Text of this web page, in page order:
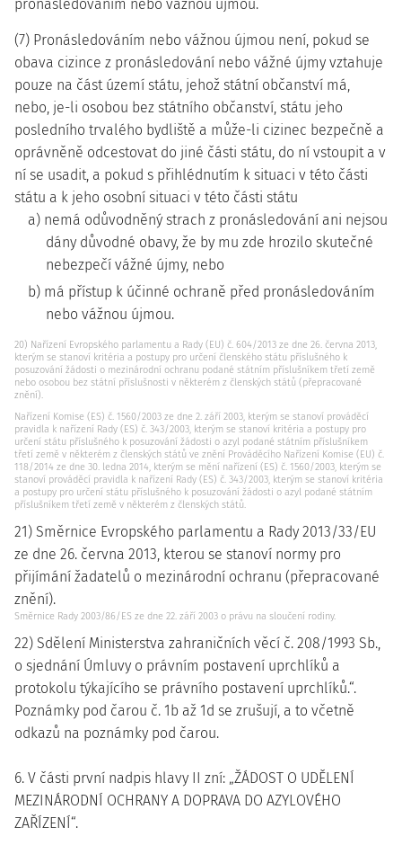
pronásledováním nebo vážnou újmou.
(7) Pronásledováním nebo vážnou újmou není, pokud se
obava cizince z pronásledování nebo vážné újmy vztahuje
pouze na část území státu, jehož státní občanství má,
nebo, je-li osobou bez státního občanství, státu jeho
posledního trvalého bydliště a může-li cizinec bezpečně a
oprávněně odcestovat do jiné části státu, do ní vstoupit a v
ní se usadit, a pokud s přihlédnutím k situaci v této části
státu a k jeho osobní situaci v této části státu
a) nemá odůvodněný strach z pronásledování ani nejsou
dány důvodné obavy, že by mu zde hrozilo skutečné
nebezpečí vážné újmy, nebo
b) má přístup k účinné ochraně před pronásledováním
nebo vážnou újmou.
20) Nařízení Evropského parlamentu a Rady (EU) č. 604/2013 ze dne 26. června 2013,
kterým se stanoví kritéria a postupy pro určení členského státu příslušného k
posuzování žádosti o mezinárodní ochranu podané státním příslušníkem třetí země
nebo osobou bez státní příslušnosti v některém z členských států (přepracované
znění).
Nařízení Komise (ES) č. 1560/2003 ze dne 2. září 2003, kterým se stanoví prováděcí
pravidla k nařízení Rady (ES) č. 343/2003, kterým se stanoví kritéria a postupy pro
určení státu příslušného k posuzování žádosti o azyl podané státním příslušníkem
třetí země v některém z členských států ve znění Prováděcího Nařízení Komise (EU) č.
118/2014 ze dne 30. ledna 2014, kterým se mění nařízení (ES) č. 1560/2003, kterým se
stanoví prováděcí pravidla k nařízení Rady (ES) č. 343/2003, kterým se stanoví kritéria
a postupy pro určení státu příslušného k posuzování žádosti o azyl podané státním
příslušníkem třetí země v některém z členských států.
21) Směrnice Evropského parlamentu a Rady 2013/33/EU
ze dne 26. června 2013, kterou se stanoví normy pro
přijímání žadatelů o mezinárodní ochranu (přepracované
znění).
Směrnice Rady 2003/86/ES ze dne 22. září 2003 o právu na sloučení rodiny.
22) Sdělení Ministerstva zahraničních věcí č. 208/1993 Sb.,
o sjednání Úmluvy o právním postavení uprchlíků a
protokolu týkajícího se právního postavení uprchlíků.“.
Poznámky pod čarou č. 1b až 1d se zrušují, a to včetně
odkazů na poznámky pod čarou.
6. V části první nadpis hlavy II zní: „ŽÁDOST O UDĚLENÍ
MEZINÁRODNÍ OCHRANY A DOPRAVA DO AZYLOVÉHO
ZAŘÍZENÍ“.